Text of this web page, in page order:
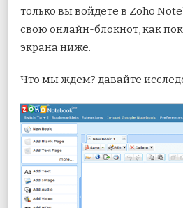
только вы войдете в Zoho
свою онлайн-блокнот, как
экрана ниже.
Что мы ждем? давайте